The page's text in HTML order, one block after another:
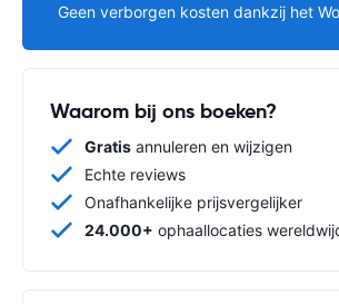
Geen verborgen kosten dankzij het
Waarom bij ons boeken?
Gratis annuleren en wijzigen
Echte reviews
Onafhankelijke prijsvergelijker
24.000+ ophaallocaties